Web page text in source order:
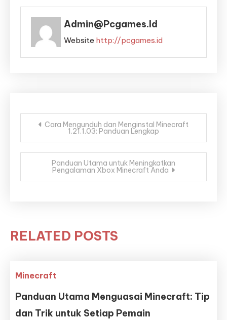
Admin@pcgames.id
Website http://pcgames.id
Post
navigation
Cara Mengunduh dan Menginstal Minecraft
1.21.1.03: Panduan Lengkap
Panduan Utama untuk Meningkatkan
Pengalaman Xbox Minecraft Anda
RELATED POSTS
Minecraft
Panduan Utama Menguasai Minecraft: Tip
dan Trik untuk Setiap Pemain